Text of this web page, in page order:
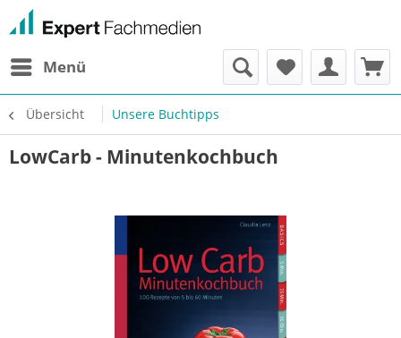
Menü
Übersicht Unsere Buchtipps
LowCarb - Minutenkochbuch